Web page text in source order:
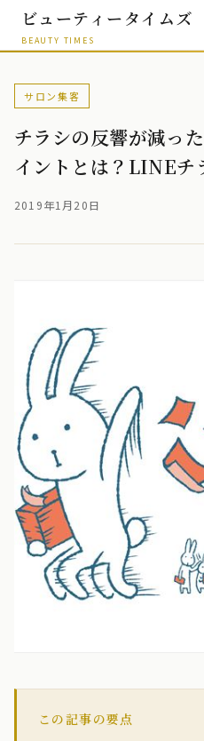
ビューティータイムズ
BEAUTY TIMES
サロン集客
チラシの反響が減っ
イントとは？LINEチ
2019年1月20日
この記事の要点